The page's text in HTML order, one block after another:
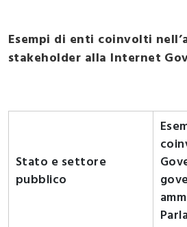
Esempi di enti coinvolti
stakeholder alla Internet
Stato e settore
pubblico